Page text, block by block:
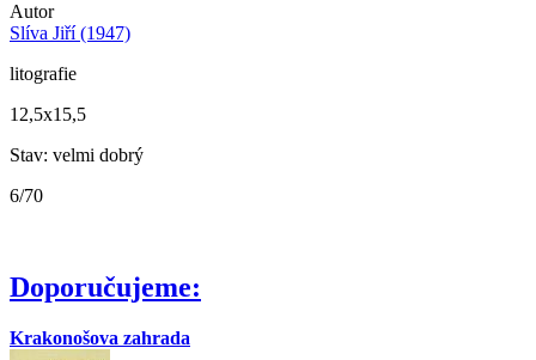
Autor
Slíva Jiří (1947)
litografie
12,5x15,5
Stav: velmi dobrý
6/70
Doporučujeme:
Krakonošova zahrada